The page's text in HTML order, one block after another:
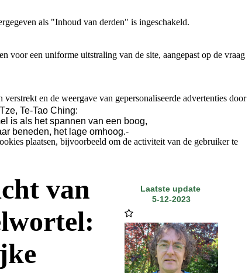
Te-Tao Ching:
is als het spannen van een boog,
beneden, het lage omhoog.-
van
Laatste update
5-12-2023
als "Inhoud van derden" is ingeschakeld.
voor een uniforme uitstraling van de site, aangepast op de vraag
en de weergave van gepersonaliseerde advertenties door
plaatsen, bijvoorbeeld om de activiteit van de gebruiker te